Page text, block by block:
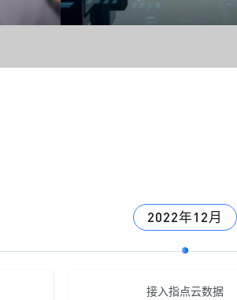
2022年12月
接入指点云数据